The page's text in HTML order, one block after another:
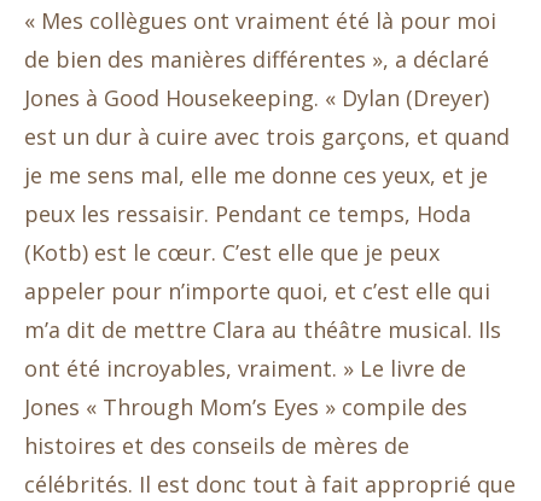
« Mes collègues ont vraiment été là pour moi
de bien des manières différentes », a déclaré
Jones à Good Housekeeping. « Dylan (Dreyer)
est un dur à cuire avec trois garçons, et quand
je me sens mal, elle me donne ces yeux, et je
peux les ressaisir. Pendant ce temps, Hoda
(Kotb) est le cœur. C’est elle que je peux
appeler pour n’importe quoi, et c’est elle qui
m’a dit de mettre Clara au théâtre musical. Ils
ont été incroyables, vraiment. » Le livre de
Jones « Through Mom’s Eyes » compile des
histoires et des conseils de mères de
célébrités. Il est donc tout à fait approprié que